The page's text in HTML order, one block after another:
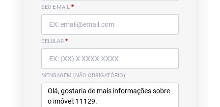
SEU E-MAIL *
CELULAR *
MENSAGEM (NÃO OBRIGATÓRIO)